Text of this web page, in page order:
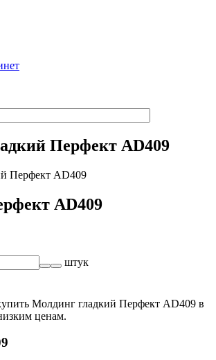
Перфект AD409
AD409
штук
Молдинг гладкий Перфект AD409 в
ценам.